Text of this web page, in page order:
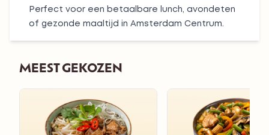
Perfect voor een betaalbare lunch, avondeten
of gezonde maaltijd in Amsterdam Centrum.
MEEST GEKOZEN